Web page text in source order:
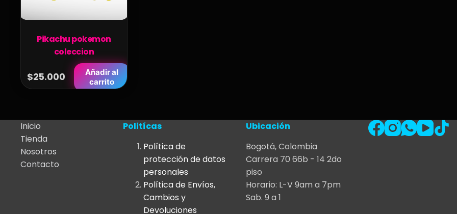
Pikachu pokemon
coleccion
$25.000
Añadir al
carrito
Inicio
Tienda
Nosotros
Contacto
Politícas
Política de
protección de datos
personales
Política de Envíos,
Cambios y
Devoluciones
Ubicación
Bogotá, Colombia
Carrera 70 66b - 14 2do
piso
Horario: L-V 9am a 7pm
Sab. 9 a 1